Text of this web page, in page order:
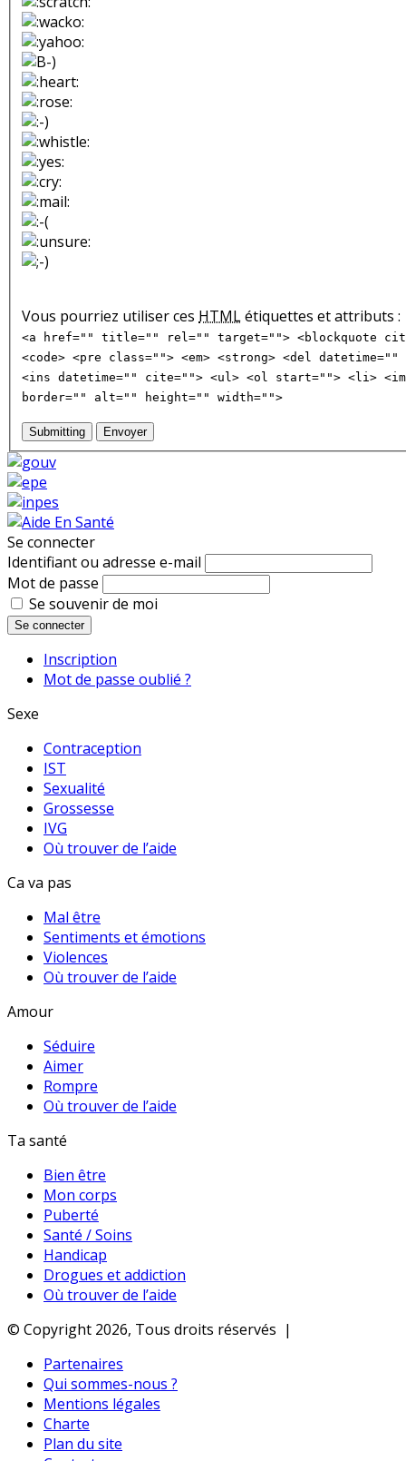
Vous pourriez utiliser ces HTMLétiquettes et attributs :
<a href="" title="" rel="" target=""> <blockquote
<code> <pre class=""> <em> <strong> <del
<ins datetime="" cite=""> <ul> <ol start=""> <li>
border="" alt="" height="" width="">
Submitting Envoyer
Se connecter
Identifiant ou adresse e-mail
Mot de passe
Se souvenir de moi
Se connecter
Inscription
Mot de passe oublié ?
Sexe
Contraception
IST
Sexualité
Grossesse
IVG
Où trouver de l’aide
Ca va pas
Mal être
Sentiments et émotions
Violences
Où trouver de l’aide
Amour
Séduire
Aimer
Rompre
Où trouver de l’aide
Ta santé
Bien être
Mon corps
Puberté
Santé / Soins
Handicap
Drogues et addiction
Où trouver de l’aide
© Copyright 2026, Tous droits réservés |
Partenaires
Qui sommes-nous ?
Mentions légales
Charte
Plan du site